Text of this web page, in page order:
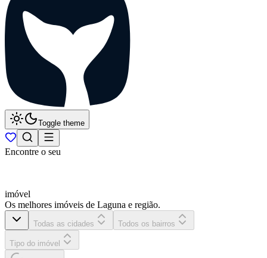
Toggle theme
Encontre o seu
imóvel
Os melhores imóveis de Laguna e região.
Todas as cidades Todos os bairros
Tipo do imóvel